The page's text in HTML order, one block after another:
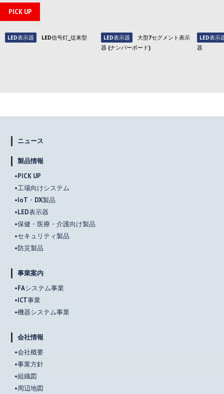
PICK UP
LED表示器 LED信号灯_従来型 LED表示器
大型7セグメント表示
器 (ナンバーボード)
LED表示
器
ニュース
製品情報
PICK UP
工場向けシステム
IoT・DX製品
LED表示器
保健・医療・介護向け製品
セキュリティ製品
防災製品
事業案内
FAシステム事業
ICT事業
機器システム事業
会社情報
会社概要
事業方針
組織図
周辺地図